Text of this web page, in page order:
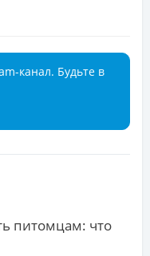
канал. Будьте в
питомцам: что